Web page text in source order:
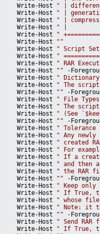
Write-Host
" |
Write-Host
" |
Write-Host
" |
Write-Host
" |
Write-Host
"
Write-Host
""
Write-Host
" Script
Write-Host
"
Write-Host
" RAR
Write-Host
"" -
Write-Host
"
Write-Host
" The
Write-Host
"" -
Write-Host
" File Types
Write-Host
" The
Write-Host
" (See
Write-Host
"" -
Write-Host
"
Write-Host
" Any
Write-Host
" created
Write-Host
" For
Write-Host
" If a
Write-Host
" and then
Write-Host
" the RAR
Write-Host
"" -
Write-Host
" Keep
Write-Host
" If True,
Write-Host
" whose
Write-Host
" Note: it
Write-Host
"" -
Write-Host
" Send
Write-Host
" If True,